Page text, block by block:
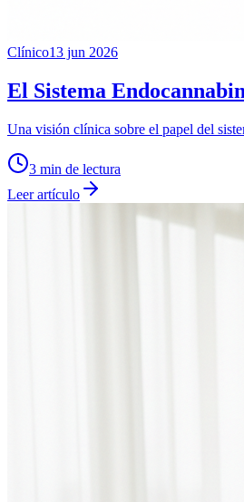
Clínico13 jun 2026
El Sistema
Una visión clínica sobre el papel del
3 min de lectura
Leer artículo